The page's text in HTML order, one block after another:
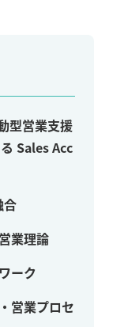
型営業支援
Sales Acc
合
業理論
ーク
営業プロセ